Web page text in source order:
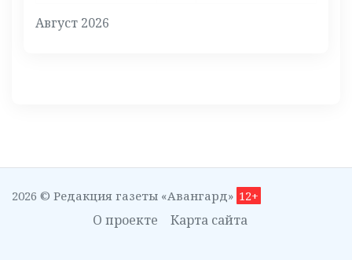
Август 2026
2026 © Редакция газеты «Авангард» 12+
О проекте Карта сайта